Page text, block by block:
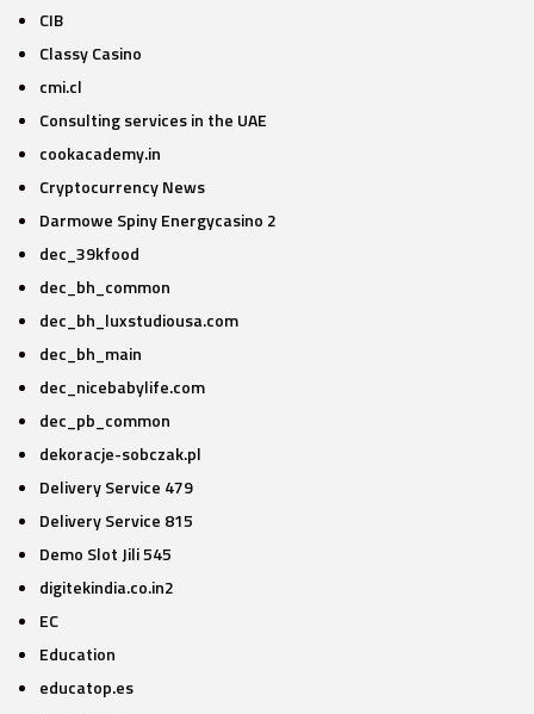
CIB
Classy Casino
cmi.cl
Consulting services in the UAE
cookacademy.in
Cryptocurrency News
Darmowe Spiny Energycasino 2
dec_39kfood
dec_bh_common
dec_bh_luxstudiousa.com
dec_bh_main
dec_nicebabylife.com
dec_pb_common
dekoracje-sobczak.pl
Delivery Service 479
Delivery Service 815
Demo Slot Jili 545
digitekindia.co.in2
EC
Education
educatop.es